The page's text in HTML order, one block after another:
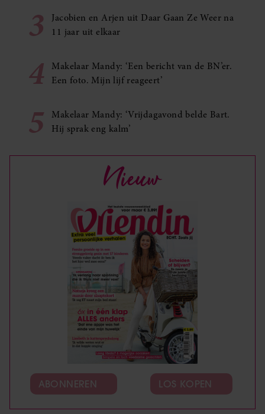
3
Jacobien en Arjen uit Daar Gaan Ze Weer na
11 jaar uit elkaar
4
Makelaar Mandy: ‘Een bericht van de BN’er.
Een foto. Mijn lijf reageert’
5
Makelaar Mandy: ‘Vrijdagavond belde Bart.
Hij sprak eng kalm’
Nieuw
ABONNEREN LOS KOPEN